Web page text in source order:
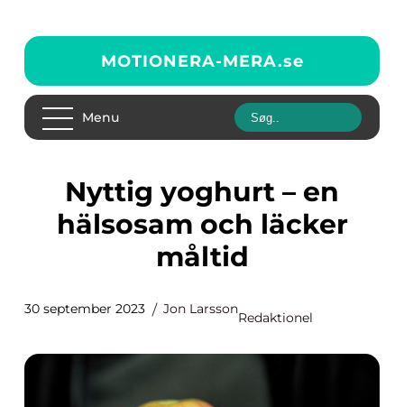
MOTIONERA-MERA.se
Menu
Nyttig yoghurt – en
hälsosam och läcker
måltid
30 september 2023 Jon Larsson
Redaktionel